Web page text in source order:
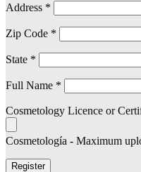
Address *
Zip Code *
State *
Full Name *
Cosmetology Licence or
Cosmetología - Maximum
Register